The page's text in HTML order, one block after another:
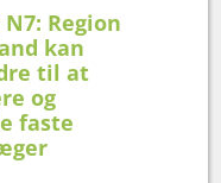
Region
kan
til at
og
faste